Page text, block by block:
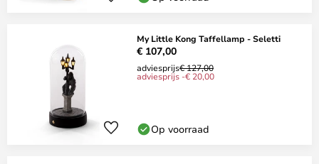
My Little Kong Taffellamp - Seletti
€ 107,00
adviesprijs€ 127,00
adviesprijs -€ 20,00
Op voorraad